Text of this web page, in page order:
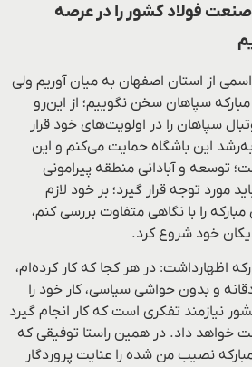
صنعت فولاد کشور را در عرصه
از استان اصفهان به میان آوریم ولی
مبارکه سپاهان سخن نگوییم؛ از این‌رو
سپاهان را در اولویت‌های خود قرار
این باشگاه حمایت می‌کنم و این
توسعه و آبادانی منطقه پیرامونی
مورد توجه قرار گیرد؛ بر خود لازم
را با نگاهی متفاوت بررسی کنم،
خود شروع کرد.
اظهارداشت: در هر کجا که کار کرده‌ام،
و بدون حواشی سیاسی‌، کار خود را
نیازمند تفکری است که کار انجام گیرد
خواهد داد. در همین راستا توفیقی که
نصیب من شده را عنایت پروردگار